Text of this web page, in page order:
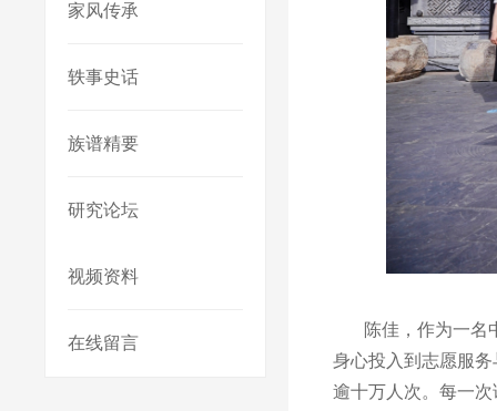
家风传承
轶事史话
族谱精要
研究论坛
视频资料
在线留言
陈佳，作为一名中
身心投入到志愿服
逾十万人次。每一